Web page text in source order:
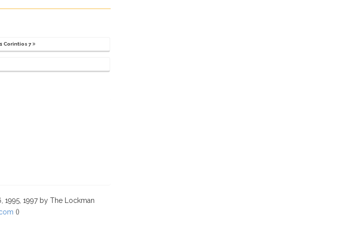
1 Corintios 7
1997 by The Lockman
()